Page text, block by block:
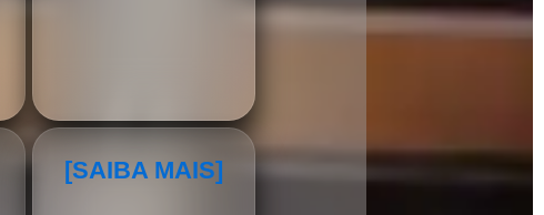
[SAIBA MAIS]